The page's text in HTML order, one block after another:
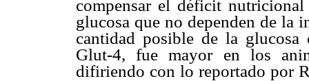
compensar el déficit nutricional
glucosa que no dependen de la
cantidad posible de la
Glut-4, fue mayor en los
difiriendo con lo reportado por